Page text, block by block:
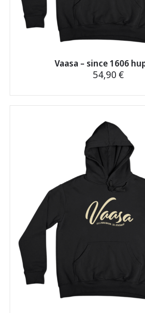
Vaasa – since 1606
54,90 €
tuotteella
useampi
muunnelma.
Voit
tehdä
valinnat
tuotteen
sivulla.